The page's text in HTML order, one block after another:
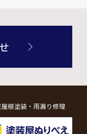
根塗装・雨漏り修理